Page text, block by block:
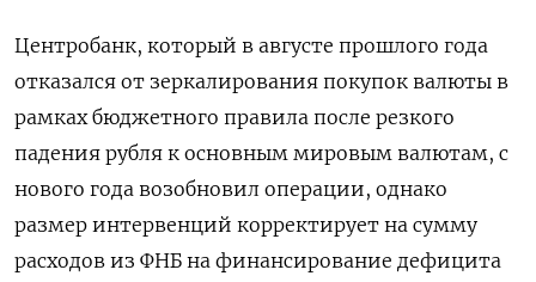
Центробанк, который в августе прошлого года
отказался от зеркалирования покупок валюты в
рамках бюджетного правила после резкого
падения рубля к основным мировым валютам, с
нового года возобновил операции, однако
размер интервенций корректирует на сумму
расходов из ФНБ на финансирование дефицита